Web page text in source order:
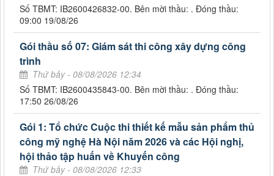
Số TBMT: IB2600426832-00. Bên mời thầu: . Đóng thầu:
09:00 19/08/26
Gói thầu số 07: Giám sát thi công xây dựng công
trình
Thứ bảy - 08/08/2026 12:34
Số TBMT: IB2600435843-00. Bên mời thầu: . Đóng thầu:
17:50 26/08/26
Gói 1: Tổ chức Cuộc thi thiết kế mẫu sản phẩm thủ
công mỹ nghệ Hà Nội năm 2026 và các Hội nghị,
hội thảo tập huấn về Khuyến công
Thứ bảy - 08/08/2026 12:33